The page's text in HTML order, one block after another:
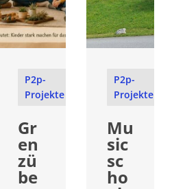
P2p-
Projekte
Gr
en
zü
be
P2p-
Projekte
Mu
sic
sc
ho